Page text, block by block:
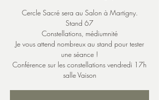
Cercle Sacré sera au Salon à Martigny.
Stand 67
Constellations, médiumnité
Je vous attend nombreux au stand pour tester
une séance !
Conférence sur les constellations vendredi 17h
salle Vaison